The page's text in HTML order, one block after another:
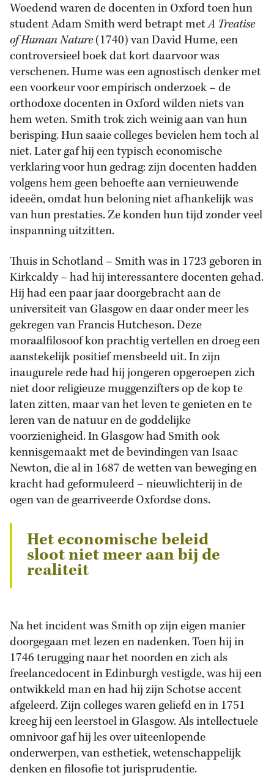
Woedend waren de docenten in Oxford toen hun
student Adam Smith werd betrapt metA Treatise
of Human Nature(1740) van David Hume, een
controversieel boek dat kort daarvoor was
verschenen. Hume was een agnostisch denker met
een voorkeur voor empirisch onderzoek – de
orthodoxe docenten in Oxford wilden niets van
hem weten. Smith trok zich weinig aan van hun
berisping. Hun saaie colleges bevielen hem toch al
niet. Later gaf hij een typisch economische
verklaring voor hun gedrag: zijn docenten hadden
volgens hem geen behoefte aan vernieuwende
ideeën, omdat hun beloning niet afhankelijk was
van hun prestaties. Ze konden hun tijd zonder veel
inspanning uitzitten.
Thuis in Schotland – Smith was in 1723 geboren in
Kirkcaldy – had hij interessantere docenten gehad.
Hij had een paar jaar doorgebracht aan de
universiteit van Glasgow en daar onder meer les
gekregen van Francis Hutcheson. Deze
moraalfilosoof kon prachtig vertellen en droeg een
aanstekelijk positief mensbeeld uit. In zijn
inaugurele rede had hij jongeren opgeroepen zich
niet door religieuze muggenzifters op de kop te
laten zitten, maar van het leven te genieten en te
leren van de natuur en de goddelijke
voorzienigheid. In Glasgow had Smith ook
kennisgemaakt met de bevindingen van Isaac
Newton, die al in 1687 de wetten van beweging en
kracht had geformuleerd – nieuwlichterij in de
ogen van de gearriveerde Oxfordse dons.
Het economische beleid
sloot niet meer aan bij de
realiteit
Na het incident was Smith op zijn eigen manier
doorgegaan met lezen en nadenken. Toen hij in
1746 terugging naar het noorden en zich als
freelancedocent in Edinburgh vestigde, was hij een
ontwikkeld man en had hij zijn Schotse accent
afgeleerd. Zijn colleges waren geliefd en in 1751
kreeg hij een leerstoel in Glasgow. Als intellectuele
omnivoor gaf hij les over uiteenlopende
onderwerpen, van esthetiek, wetenschappelijk
denken en filosofie tot jurisprudentie.